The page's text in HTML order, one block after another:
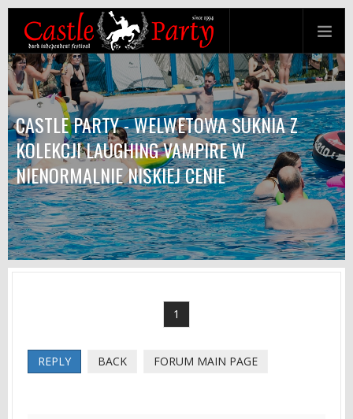
CASTLE PARTY - WELWETOWA SUKNIA Z
KOLEKCJI LAUGHING VAMPIRE W
NIENORMALNIE NISKIEJ CENIE
1
REPLY BACK FORUM MAIN PAGE